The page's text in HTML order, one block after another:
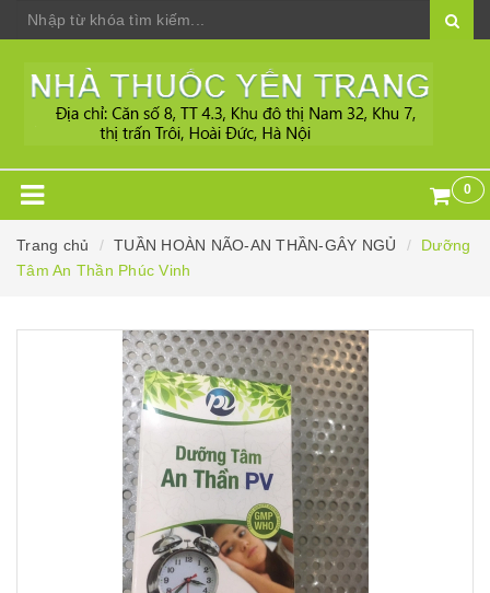
0
Trang chủ TUẦN HOÀN NÃO-AN THẦN-GÂY NGỦ
Dưỡng
Tâm An Thần Phúc Vinh